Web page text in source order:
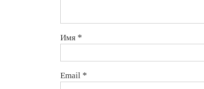
Имя *
Email *